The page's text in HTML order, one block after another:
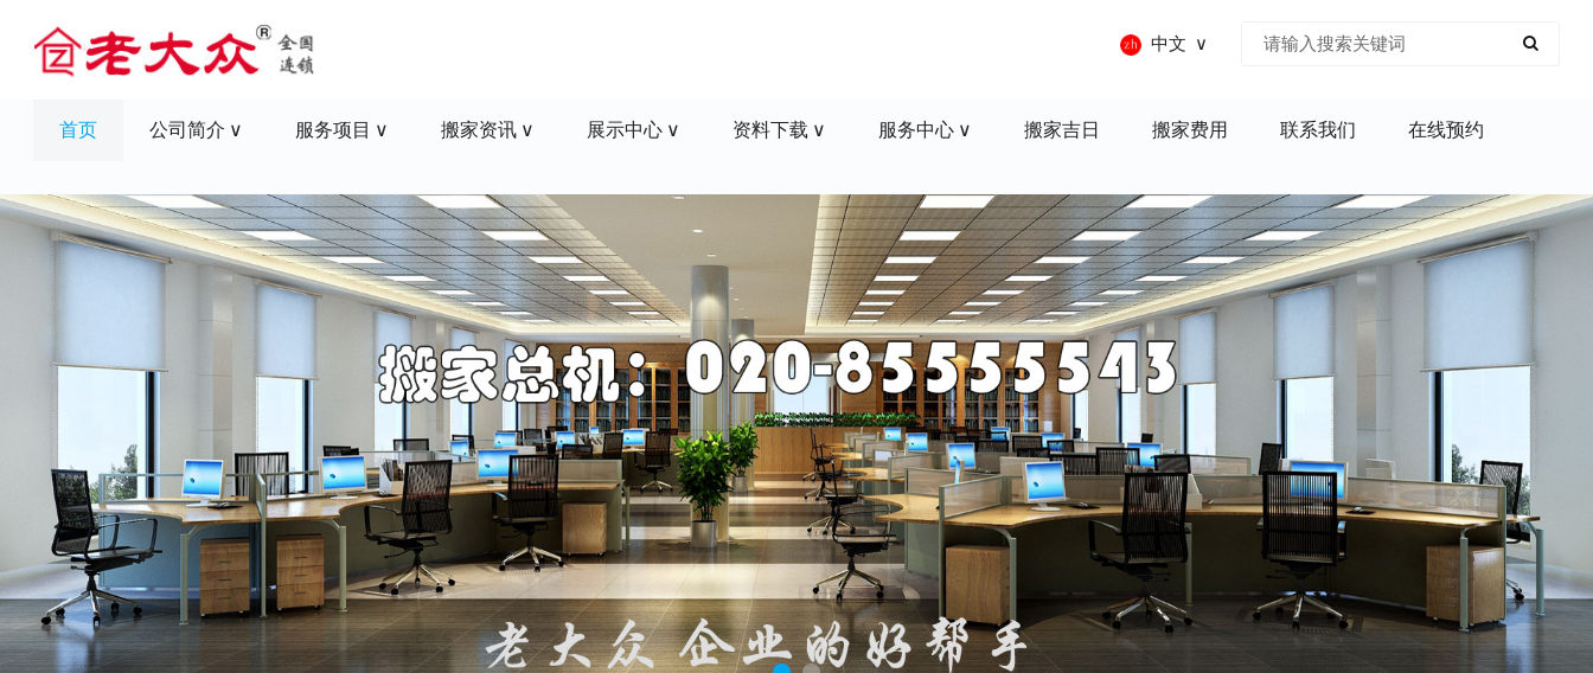
中文
首页 公司简介 服务项目 搬家资讯 展示中心 资料下载 服务中心 搬家吉日 搬家费用 联系我们 在线预约